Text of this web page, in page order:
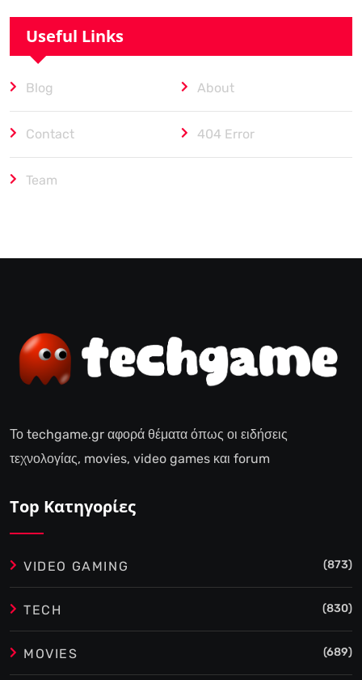
Useful Links
Blog About
Contact 404 Error
Team
Το techgame.gr αφορά θέματα όπως οι ειδήσεις
τεχνολογίας, movies, video games και forum
Top Κατηγορίες
VIDEO GAMING (873)
TECH (830)
MOVIES (689)